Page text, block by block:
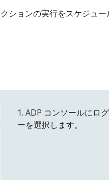
ションの実行をスケジュ
1. ADP コンソールにロ
ーを選択し ます。